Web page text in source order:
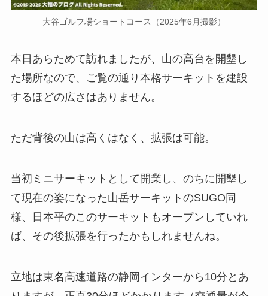
大谷ゴルフ場ショートコース（2025年6月撮影）
本日あらためて訪れましたが、山の高台を開墾し
た場所なので、ご覧の通り本格サーキットを建設
するほどの広さはありません。
ただ背後の山は高くはなく、拡張は可能。
当初ミニサーキットとして開業し、のちに開墾し
て現在の姿になった山岳サーキットのSUGO同
様、日本平のこのサーキットもオープンしていれ
ば、その後拡張を行ったかもしれませんね。
立地は東名高速道路の静岡インターから10分とあ